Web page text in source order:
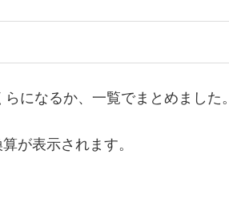
になるか、一覧でまとめました。
が表示されます。